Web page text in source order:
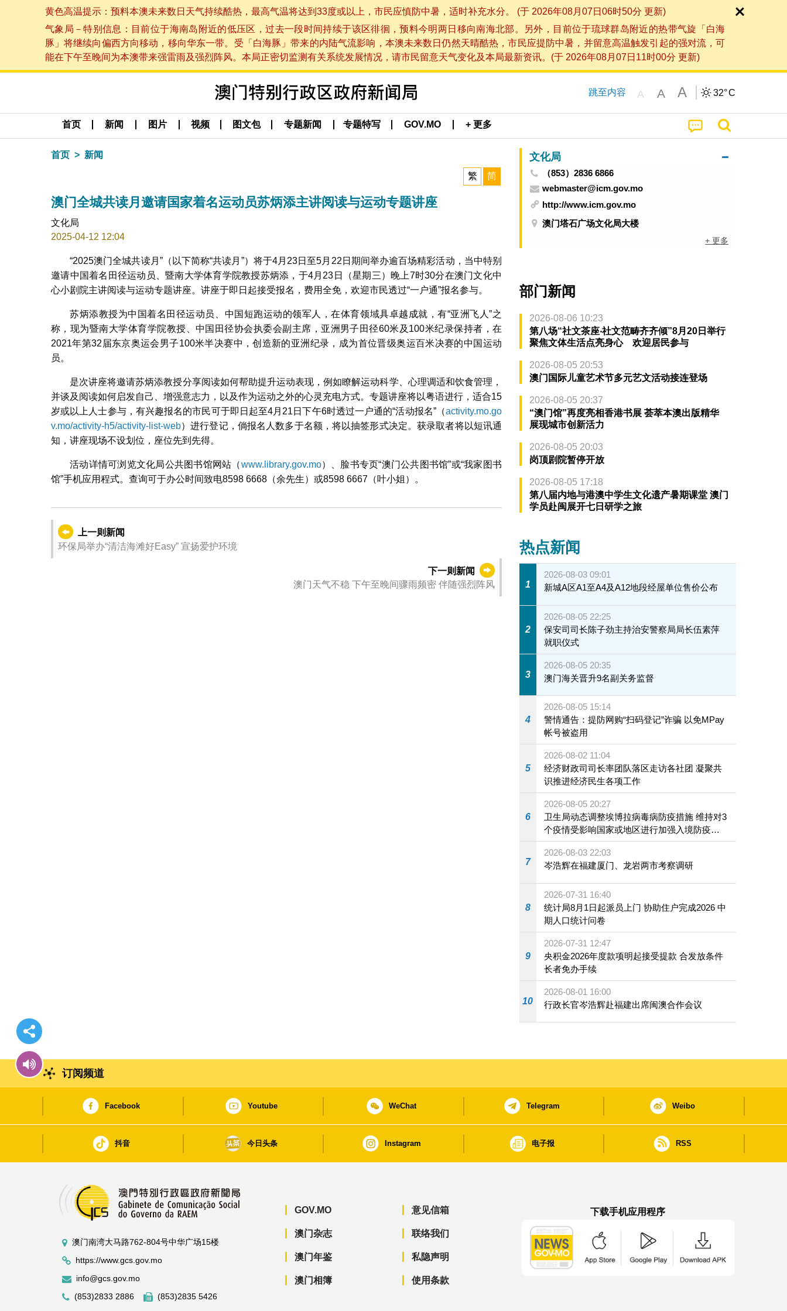
黄色高温提示：预料本澳未来数日天气持续酷热，最高气温将达到33度或以上，市民应慎防中暑，适时补充水分。 (于 2026年08月07日06时50分 更新)
气象局－特别信息：目前位于海南岛附近的低压区，过去一段时间持续于该区徘徊，预料今明两日移向南海北部。另外，目前位于琉球群岛附近的热带气旋「白海
豚」将继续向偏西方向移动，移向华东一带。受「白海豚」带来的内陆气流影响，本澳未来数日仍然天晴酷热，市民应提防中暑，并留意高温触发引起的强对流，可
能在下午至晚间为本澳带来强雷雨及强烈阵风。本局正密切监测有关系统发展情况，请市民留意天气变化及本局最新资讯。(于 2026年08月07日11时00分 更新)
跳至内容 A A A 32°C
首页 新闻 图片 视频 图文包 专题新闻 专题特写 GOV.MO + 更多
首页 新闻
繁 简
澳门全城共读月邀请国家着名运动员苏炳添主讲阅读与运动专题讲座
文化局
2025-04-12 12:04
“2025澳门全城共读月”（以下简称“共读月”）将于4月23日至5月22日期间举办逾百场精彩活动，当中特别
邀请中国着名田径运动员、暨南大学体育学院教授苏炳添，于4月23日（星期三）晚上7时30分在澳门文化中
心小剧院主讲阅读与运动专题讲座。讲座于即日起接受报名，费用全免，欢迎市民透过“一户通”报名参与。
苏炳添教授为中国着名田径运动员、中国短跑运动的领军人，在体育领域具卓越成就，有“亚洲飞人”之
称，现为暨南大学体育学院教授、中国田径协会执委会副主席，亚洲男子田径60米及100米纪录保持者，在
2021年第32届东京奥运会男子100米半决赛中，创造新的亚洲纪录，成为首位晋级奥运百米决赛的中国运动
员。
是次讲座将邀请苏炳添教授分享阅读如何帮助提升运动表现，例如瞭解运动科学、心理调适和饮食管理，
并谈及阅读如何启发自己、增强意志力，以及作为运动之外的心灵充电方式。专题讲座将以粤语进行，适合15
岁或以上人士参与，有兴趣报名的市民可于即日起至4月21日下午6时透过一户通的“活动报名”（activity.mo.go
v.mo/activity-h5/activity-list-web）进行登记，倘报名人数多于名额，将以抽签形式决定。获录取者将以短讯通
知，讲座现场不设划位，座位先到先得。
活动详情可浏览文化局公共图书馆网站（www.library.gov.mo）、脸书专页“澳门公共图书馆”或“我家图书
馆”手机应用程式。查询可于办公时间致电8598 6668（余先生）或8598 6667（叶小姐）。
上一则新闻
环保局举办“清洁海滩好Easy” 宣扬爱护环境
下一则新闻
澳门天气不稳 下午至晚间骤雨频密 伴随强烈阵风
文化局
（853）2836 6866
webmaster@icm.gov.mo
http://www.icm.gov.mo
澳门塔石广场文化局大楼
+ 更多
部门新闻
2026-08-06 10:23
第八场“社文茶座‧社文范畴齐齐倾”8月20日举行
聚焦文体生活点亮身心 欢迎居民参与
2026-08-05 20:53
澳门国际儿童艺术节多元艺文活动接连登场
2026-08-05 20:37
“澳门馆”再度亮相香港书展 荟萃本澳出版精华
展现城市创新活力
2026-08-05 20:03
岗顶剧院暂停开放
2026-08-05 17:18
第八届内地与港澳中学生文化遗产暑期课堂 澳门
学员赴闽展开七日研学之旅
热点新闻
1
2026-08-03 09:01
新城A区A1至A4及A12地段经屋单位售价公布
2
2026-08-05 22:25
保安司司长陈子劲主持治安警察局局长伍素萍
就职仪式
3
2026-08-05 20:35
澳门海关晋升9名副关务监督
4
2026-08-05 15:14
警情通告：提防网购“扫码登记”诈骗 以免MPay
帐号被盗用
5
2026-08-02 11:04
经济财政司司长率团队落区走访各社团 凝聚共
识推进经济民生各项工作
6
2026-08-05 20:27
卫生局动态调整埃博拉病毒病防疫措施 维持对3
个疫情受影响国家或地区进行加强入境防疫措
施
7
2026-08-03 22:03
岑浩辉在福建厦门、龙岩两市考察调研
8
2026-07-31 16:40
统计局8月1日起派员上门 协助住户完成2026 中
期人口统计问卷
9
2026-07-31 12:47
央积金2026年度款项明起接受提款 合发放条件
长者免办手续
10
2026-08-01 16:00
行政长官岑浩辉赴福建出席闽澳合作会议
订阅频道
Facebook Youtube WeChat Telegram Weibo
抖音 今日头条 Instagram 电子报 RSS
澳门南湾大马路762-804号中华广场15楼
https://www.gcs.gov.mo
info@gcs.gov.mo
(853)2833 2886
(853)2835 5426
GOV.MO
澳门杂志
澳门年鉴
澳门相簿
意见信箱
联络我们
私隐声明
使用条款
下载手机应用程序